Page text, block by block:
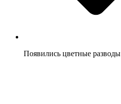
Появились цветные разводы